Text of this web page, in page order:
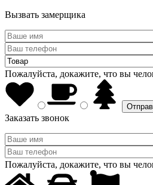
Вызвать замерщика
Пожалуйста, докажите, что вы
Заказать звонок
Пожалуйста, докажите, что вы